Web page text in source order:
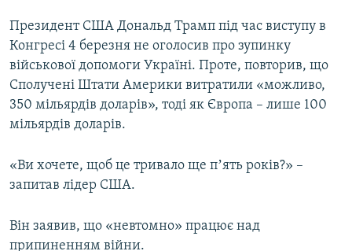
Усі сайти RFE/RL
Президент США Дональд Трамп під час виступу в
Конгресі 4 березня не оголосив про зупинку
військової допомоги Україні. Проте, повторив, що
Сполучені Штати Америки витратили «можливо,
350 мільярдів доларів», тоді як Європа – лише 100
мільярдів доларів.
«Ви хочете, щоб це тривало ще пʼять років?» –
запитав лідер США.
Він заявив, що «невтомно» працює над
припиненням війни.